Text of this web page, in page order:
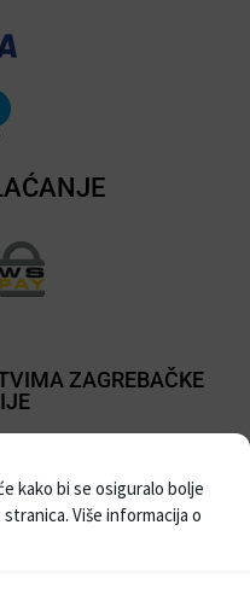
kako bi se osiguralo bolje
Više informacija o
ZAGREBAČKE